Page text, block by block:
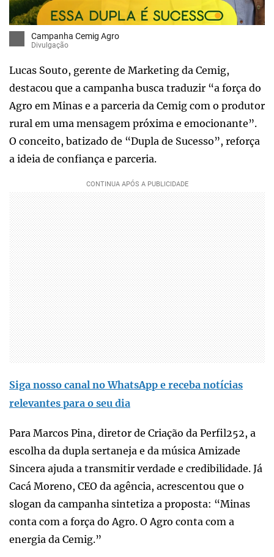
Campanha Cemig Agro
Divulgação
Lucas Souto, gerente de Marketing da Cemig,
destacou que a campanha busca traduzir “a força do
Agro em Minas e a parceria da Cemig com o produtor
rural em uma mensagem próxima e emocionante”.
O conceito, batizado de “Dupla de Sucesso”, reforça
a ideia de confiança e parceria.
Siga nosso canal no WhatsApp e receba notícias
relevantes para o seu dia
Para Marcos Pina, diretor de Criação da Perfil252, a
escolha da dupla sertaneja e da música Amizade
Sincera ajuda a transmitir verdade e credibilidade. Já
Cacá Moreno, CEO da agência, acrescentou que o
slogan da campanha sintetiza a proposta: “Minas
conta com a força do Agro. O Agro conta com a
energia da Cemig.”